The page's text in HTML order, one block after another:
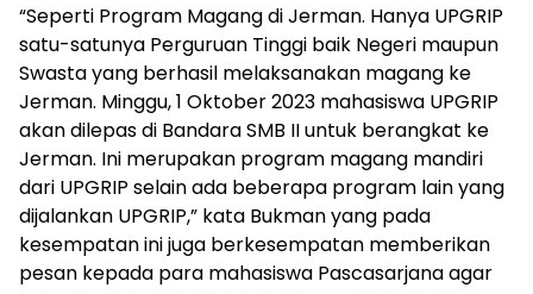
“Seperti Program Magang di Jerman. Hanya UPGRIP
satu-satunya Perguruan Tinggi baik Negeri maupun
Swasta yang berhasil melaksanakan magang ke
Jerman. Minggu, 1 Oktober 2023 mahasiswa UPGRIP
akan dilepas di Bandara SMB II untuk berangkat ke
Jerman. Ini merupakan program magang mandiri
dari UPGRIP selain ada beberapa program lain yang
dijalankan UPGRIP,” kata Bukman yang pada
kesempatan ini juga berkesempatan memberikan
pesan kepada para mahasiswa Pascasarjana agar